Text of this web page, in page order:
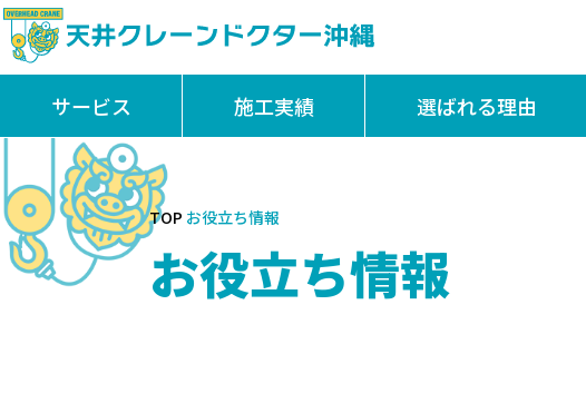
サービス 施工実績 選ばれる理由
TOP お役立ち情報
お役立ち情報